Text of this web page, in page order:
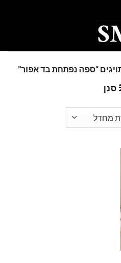
“ספה נפתחת בד אפור”
סנן